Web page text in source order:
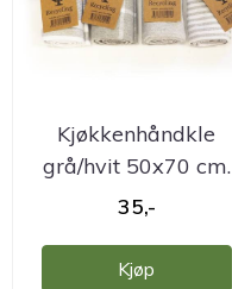
Kjøkkenhåndkle
grå/hvit 50x70 cm.
resirkulert
35,-
Kjøp